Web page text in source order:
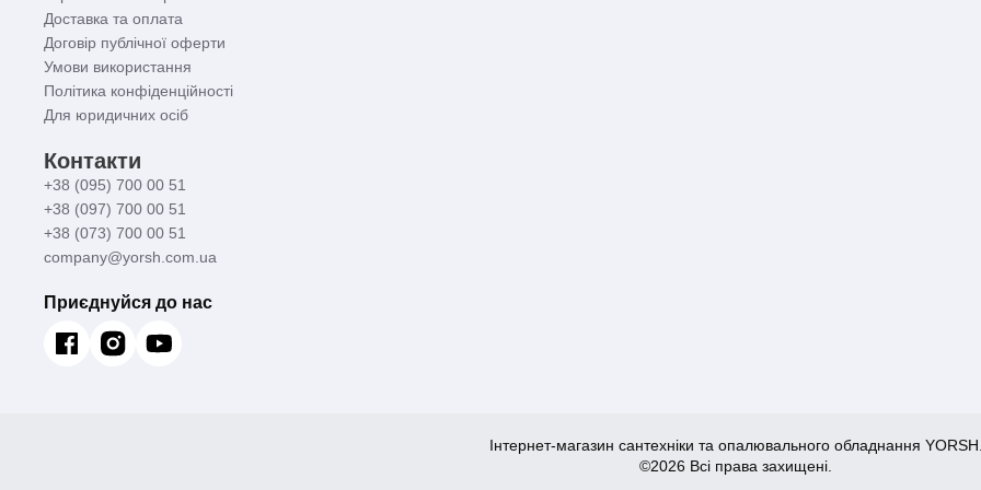
Доставка та оплата
Договір публічної оферти
Умови використання
Політика конфіденційності
Для юридичних осіб
Контакти
+38 (095) 700 00 51
+38 (097) 700 00 51
+38 (073) 700 00 51
company@yorsh.com.ua
Приєднуйся до нас
Інтернет-магазин сантехніки та опалювального обладнання
©2026 Всі права захищені.